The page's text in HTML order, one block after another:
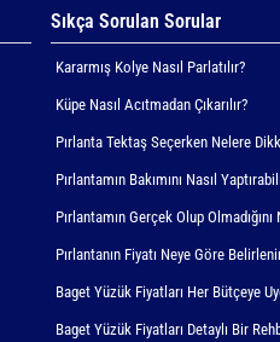
Sıkça Sorulan Sorular
Kararmış Kolye Nasıl Parlatılır?
Küpe Nasıl Acıtmadan Çıkarılır?
Pırlanta Tektaş Seçerken Nelere
Pırlantamın Bakımını Nasıl
Pırlantamın Gerçek Olup Olmadığını
Pırlantanın Fiyatı Neye Göre
Baget Yüzük Fiyatları Her Bütçeye
Baget Yüzük Fiyatları Detaylı Bir